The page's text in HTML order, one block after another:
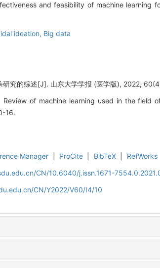
and feasibility of machine learning
ideation, Big data
研究的综述[J]. 山东大学学报 (医学版), 2022,
Review of machine learning used in the field
16.
Manager ProCite BibTeX
RefWorks
CN/10.6040/j.issn.1671-
CN/Y2022/V60/I4/10